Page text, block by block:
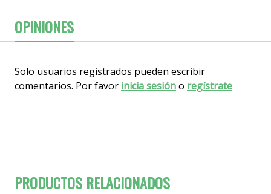
OPINIONES
Solo usuarios registrados pueden escribir
comentarios. Por favor inicia sesióno regístrate
PRODUCTOS RELACIONADOS